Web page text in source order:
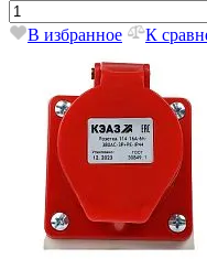
В избранное К